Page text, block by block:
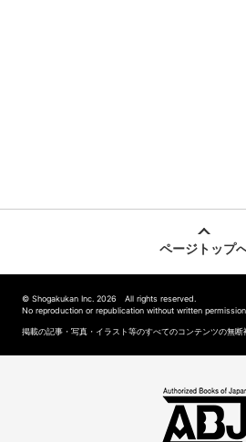
ページトップ
© Shogakukan Inc. 2026 All rights reserved.
No reproduction or republication without written permission.
掲載の記事・写真・イラスト等のすべてのコンテンツの無断